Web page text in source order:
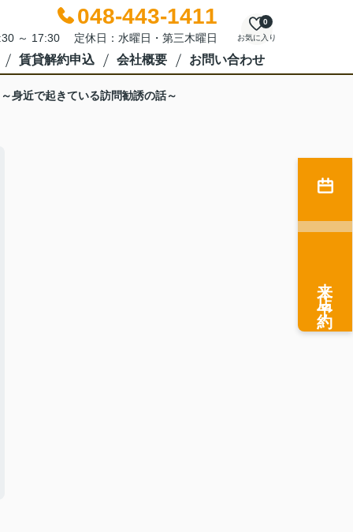
048-443-1411
～ 17:30 定休日：水曜日・第三木曜日 お気に入り
0
賃貸解約申込 会社概要 お問い合わせ
身近で起きている訪問勧誘の話～
来店予約